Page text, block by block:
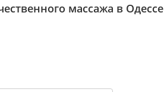
массажа в Одессе